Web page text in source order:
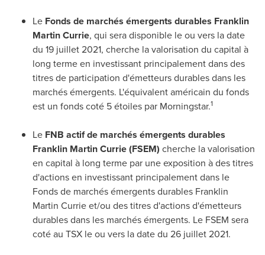
Le Fonds de marchés émergents durables Franklin
Martin Currie, qui sera disponible le ou vers la date
du 19 juillet 2021, cherche la valorisation du capital à
long terme en investissant principalement dans des
titres de participation d'émetteurs durables dans les
marchés émergents. L'équivalent américain du fonds
est un fonds coté 5 étoiles par Morningstar.1
Le FNB actif de marchés émergents durables
Franklin Martin Currie(FSEM) cherche la valorisation
en capital à long terme par une exposition à des titres
d'actions en investissant principalement dans le
Fonds de marchés émergents durables Franklin
Martin Currieet/ou des titres d'actions d'émetteurs
durables dans les marchés émergents. Le FSEM sera
coté au TSX le ou vers la date du 26 juillet 2021.